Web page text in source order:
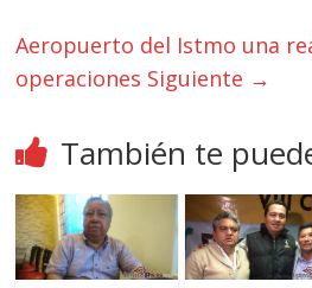
Aeropuerto del Istmo una
operaciones Siguiente →
También te